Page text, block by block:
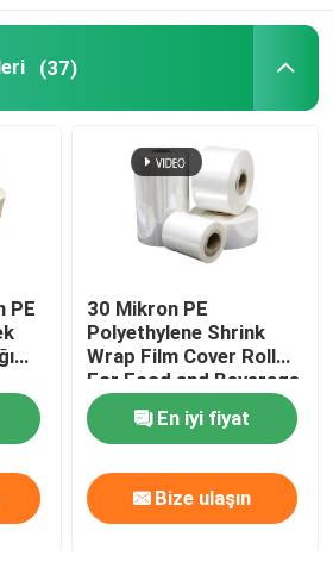
filmi
çantaları
(37)
PE
30 Mikron PE
Polyethylene Shrink
Wrap Film Cover Roll
For Food and Beverage
(Gıda ve İçecek İçin)
En iyi fiyat
Bize ulaşın